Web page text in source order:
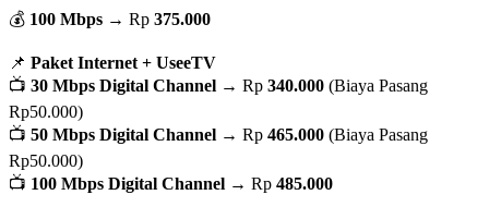
💰 100 Mbps → Rp 375.000
📌 Paket Internet + UseeTV
📺 30 Mbps Digital Channel → Rp 340.000 (Biaya Pasang
Rp50.000)
📺 50 Mbps Digital Channel → Rp 465.000 (Biaya Pasang
Rp50.000)
📺 100 Mbps Digital Channel → Rp 485.000